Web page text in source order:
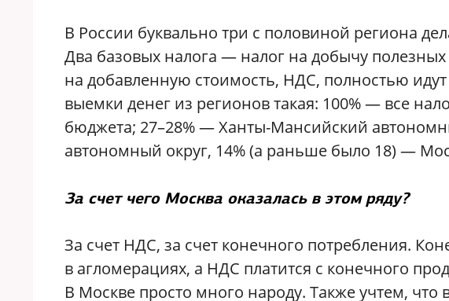
В России буквально три с половиной региона
Два базовых налога — налог на добычу
на добавленную стоимость, НДС, полностью
выемки денег из регионов такая: 100% — все
бюджета; 27–28% — Ханты-Мансийский
автономный округ, 14% (а раньше было 18) —
За счет чего Москва оказалась в этом ряду?
За счет НДС, за счет конечного потребления.
в агломерациях, а НДС платится с конечного
В Москве просто много народу. Также учтем, что